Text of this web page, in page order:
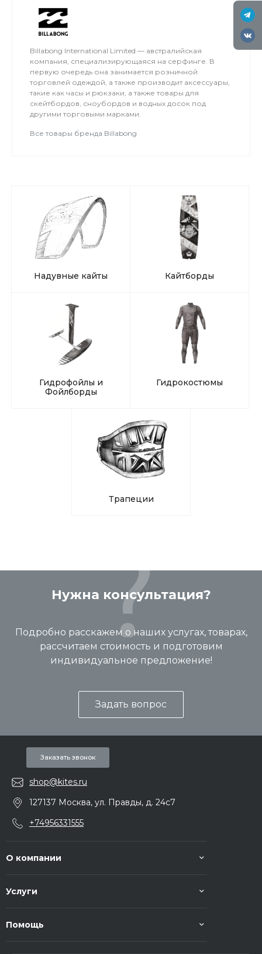
льду мокро или нет снега, мы занимаемся на
Billabong International Limited — австралийская
компания, специализирующаяся на серфинге. В
первую очередь она занимается розничной
торговлей одеждой, а также производит аксессуары,
такие как часы и рюкзаки, а также товары для
скейтбордов, сноубордов и водных досок под
другими торговыми марками.
Все товары бренда Billabong
Надувные кайты Кайтборды
Гидрофойлы и
Фойлборды
Гидрокостюмы
Трапеции
Нужна консультация?
Подробно расскажем о наших услугах, товарах,
рассчитаем стоимость и подготовим
индивидуальное предложение!
Задать вопрос
Заказать звонок
shop@kites.ru
127137 Москва, ул. Правды, д. 24с7
+74956331555
О компании
Услуги
Помощь